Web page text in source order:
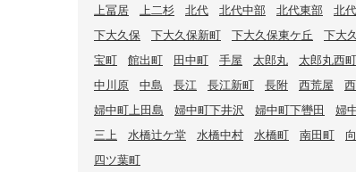
上冨居
上二杉 北代 北代中部 北代東部 北
下大久保
下大久保新町 下大久保東ケ丘 下大
宝町
館出町 田中町 手屋 太郎丸 太郎丸西町
中川原
中島 長江 長江新町 長附 西荒屋
婦中町上田島
婦中町下井沢 婦中町下轡田 婦
三上
水橋辻ケ堂 水橋中村 水橋町 南田町
四ツ葉町